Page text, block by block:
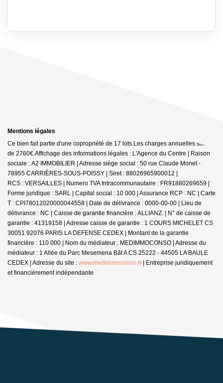
Mentions légales
Ce bien fait partie d'une copropriété de 17 lots.Les charges annuelles sont
de 2760€.Affichage des informations légales : L'Agence du Centre | Raison
sociale : A2 IMMOBILIER | Adresse siège social : 50 rue Claude Monet -
78955 CARRIÈRES-SOUS-POISSY | Siret : 88026965900012 |
RCS : VERSAILLES | Numero TVA Intracommunautaire : FR91880269659 |
Forme juridique : SARL | Capital social : 10 000 | Assurance RCP : NC | Carte
T : CPI78012020000044558 | Date de délivrance : 0000-00-00 | Lieu de
délivrance : NC | Caisse de garantie financière : ALLIANZ. | N° de caisse de
garantie : 41319158 | Adresse caisse de garantie : 1 COURS MICHELET CS
30051 92076 PARIS LA DEFENSE CEDEX | Montant de la garantie
financière : 110 000 | Nom du médiateur : MEDIMMOCONSO | Adresse du
médiateur : 1 Allée du Parc Mesemena Bât A CS 25222 - 44505 LA BAULE
CEDEX | Adresse du site : www.medimmoconso.fr | Entreprise juridiquement
et financièrement indépendante